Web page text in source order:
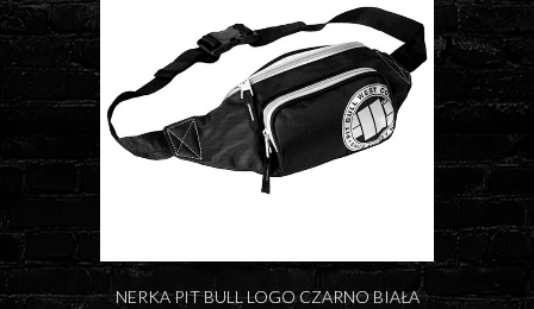
NERKA PIT BULL LOGO CZARNO BIAŁA